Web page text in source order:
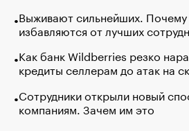
Выживают сильнейших.
избавляются от лучших
Как банк Wildberries резко
кредиты селлерам до атак на
Сотрудники открыли новый
компаниям. Зачем им это